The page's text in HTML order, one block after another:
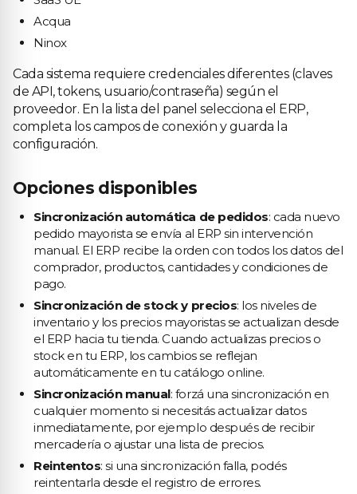
Acqua
Ninox
Cada sistema requiere credenciales diferentes (claves
de API, tokens, usuario/contraseña) según el
proveedor. En la lista del panel selecciona el ERP,
completa los campos de conexión y guarda la
configuración.
Opciones disponibles
Sincronización automática de pedidos: cada nuevo
pedido mayorista se envía al ERP sin intervención
manual. El ERP recibe la orden con todos los datos del
comprador, productos, cantidades y condiciones de
pago.
Sincronización de stock y precios: los niveles de
inventario y los precios mayoristas se actualizan desde
el ERP hacia tu tienda. Cuando actualizas precios o
stock en tu ERP, los cambios se reflejan
automáticamente en tu catálogo online.
Sincronización manual: forzá una sincronización en
cualquier momento si necesitás actualizar datos
inmediatamente, por ejemplo después de recibir
mercadería o ajustar una lista de precios.
Reintentos: si una sincronización falla, podés
reintentarla desde el registro de errores.